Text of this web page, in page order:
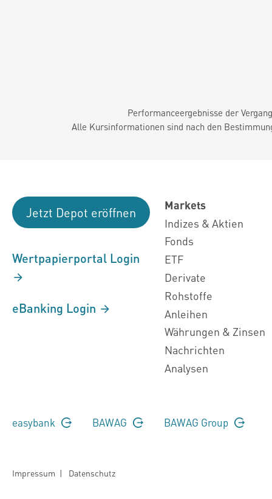
Performanceergebnisse der
Alle Kursinformationen sind nach den
Jetzt Depot eröffnen
Wertpapierportal Login
eBanking Login
Markets
Indizes & Aktien
Fonds
ETF
Derivate
Rohstoffe
Anleihen
Währungen & Zinsen
Nachrichten
Analysen
easybank BAWAG BAWAG Group
Impressum | Datenschutz